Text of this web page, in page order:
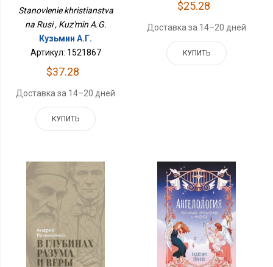
Stanovlenie khristianstva
na Rusi , Kuz'min A.G.
Кузьмин А.Г.
Артикул: 1521867
$37.28
Доставка за 14–20 дней
КУПИТЬ
$25.28
Доставка за 14–20 дней
КУПИТЬ